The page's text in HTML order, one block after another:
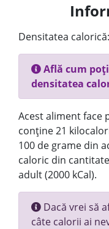
Densitatea calorică:
Află cum
densitatea
Acest aliment face
conține 21
100 de grame din
caloric din
adult (2000 kCal).
Dacă vrei să
câte calorii ai